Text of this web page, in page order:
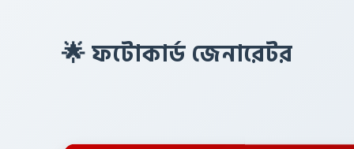
🌟 ফটোকার্ড জেনারেটর